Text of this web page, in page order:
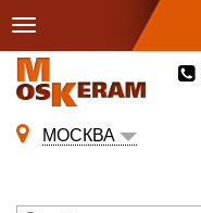
МОСКВА